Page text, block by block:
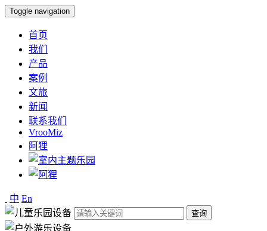
Toggle navigation
首页
我们
产品
案例
文旅
新闻
联系我们
VrooMiz
阿狸
中 En
查询